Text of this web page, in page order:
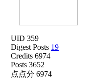
UID 359
Digest Posts 19
Credits 6974
Posts 3652
点点分 6974